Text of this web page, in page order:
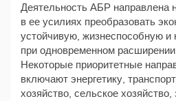
Деятельность АБР направлена
в ее усилиях преобразовать
устойчивую, жизнеспособную и
при одновременном расширении
Некоторые приоритетные
включают энергетику,
хозяйство, сельское